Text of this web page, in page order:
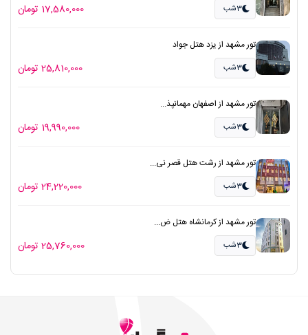
3شب 17,580,000 تومان
تور مشهد از یزد هتل جواد
3شب 25,810,000 تومان
تور مشهد از اصفهان مهمانپذ...
3شب 19,990,000 تومان
تور مشهد از رشت هتل قصر نی...
3شب 24,220,000 تومان
تور مشهد از کرمانشاه هتل ض...
3شب 25,760,000 تومان